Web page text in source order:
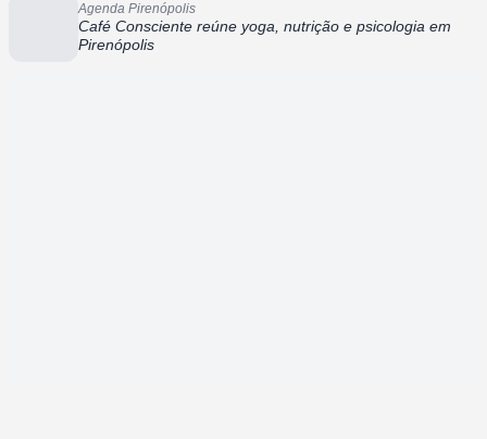
Agenda Pirenópolis
Café Consciente reúne yoga, nutrição e psicologia em
Pirenópolis